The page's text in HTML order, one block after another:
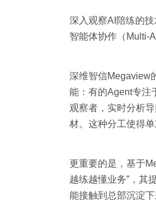
深入观察AI陪练的
智能体协作（Multi-
深维智信Megaview
能：有的Agent专注
观察者，实时分析
材。这种分工使得
更重要的是，基于
越练越懂业务”，其
能接触到总部沉淀